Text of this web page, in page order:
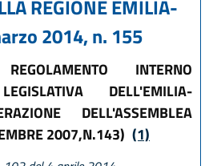
REGIONE EMILIA-
2014, n. 155
INTERNO
DELL'EMILIA-
DELL'ASSEMBLEA
2007,N.143) (1)